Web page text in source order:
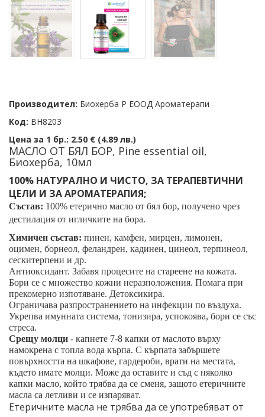
Производител: Биохерба Р ЕООД Ароматерапи
Код: BH8203
Цена за 1 бр.: 2.50 € (4.89 лв.)
МАСЛО ОТ БЯЛ БОР, Pine essential oil,
Биохерба, 10мл
100% НАТУРАЛНО И ЧИСТО, ЗА ТЕРАПЕВТИЧНИ
ЦЕЛИ И ЗА АРОМАТЕРАПИЯ;
Състав: 100% етерично масло от бял бор, получено чрез
дестилация от игличките на бора.
Химичен състав: пинен, камфен, мирцен, лимонен,
оцимен, борнеол, феландрен, кадинен, цинеол, терпинеол,
сескитерпени и др.
Антиоксидант. Забавя процесите на стареене на кожата.
Бори се с множество кожни неразположения. Помага при
прекомерно изпотяване. Детоксикира.
Ограничава разпространението на инфекции по въздуха.
Укрепва имунната система, тонизира, успокоява, бори се със
стреса.
Срещу молци - капнете 7-8 капки от маслото върху
намокрена с топла вода кърпа. С кърпата забършете
повърхността на шкафове, гардероби, врати на местата,
където имате молци. Може да оставите и съд с няколко
капки масло, който трябва да се сменя, защото етеричните
масла са летливи и се изпаряват.
Етеричните масла не трябва да се употребяват от